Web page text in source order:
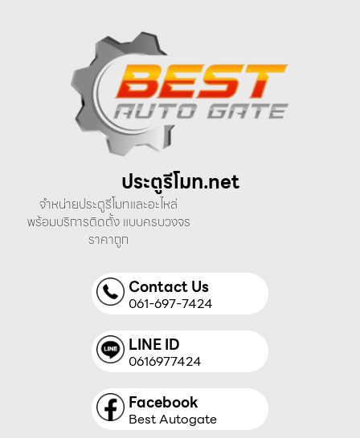
ประตูรีโมท.net
จำหน่ายประตูรีโมทและอะไหล่
พร้อมบริการติดตั้ง แบบครบวงจร
ราคาถูก
Contact Us
061-697-7424
LINE ID
0616977424
Facebook
Best Autogate